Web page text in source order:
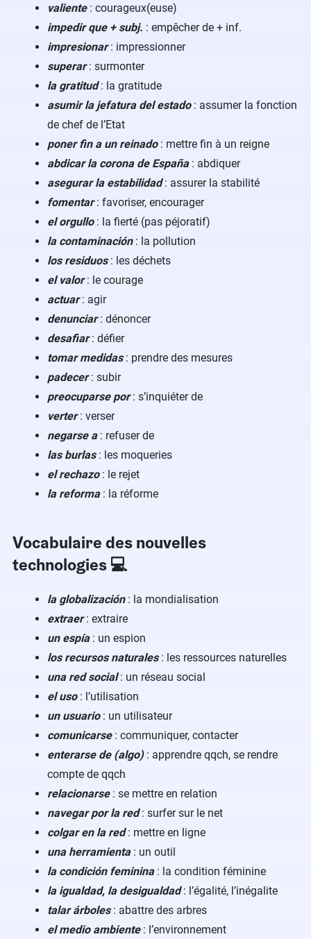
valiente : courageux(euse)
impedir que + subj. : empêcher de + inf.
impresionar : impressionner
superar : surmonter
la gratitud: la gratitude
asumir la jefatura del estado: assumer la fonction
de chef de l’Etat
poner fin a un reinado: mettre fin à un reigne
abdicar la corona de España: abdiquer
asegurar la estabilidad: assurer la stabilité
fomentar : favoriser, encourager
el orgullo: la fierté (pas péjoratif)
la contaminación: la pollution
los residuos : les déchets
el valor: le courage
actuar : agir
denunciar : dénoncer
desafiar : défier
tomar medidas: prendre des mesures
padecer : subir
preocuparse por: s’inquiéter de
verter : verser
negarse a : refuser de
las burlas : les moqueries
el rechazo: le rejet
la reforma: la réforme
Vocabulaire des nouvelles
technologies 💻
la globalización: la mondialisation
extraer : extraire
un espía: un espion
los recursos naturales: les ressources naturelles
una red social: un réseau social
el uso: l’utilisation
un usuario: un utilisateur
comunicarse: communiquer, contacter
enterarse de (algo): apprendre qqch, se rendre
compte de qqch
relacionarse : se mettre en relation
navegar por la red: surfer sur le net
colgar en la red : mettre en ligne
una herramienta : un outil
la condición feminina: la condition féminine
la igualdad, la desigualdad: l’égalité, l’inégalite
talar árboles: abattre des arbres
el medio ambiente: l’environnement